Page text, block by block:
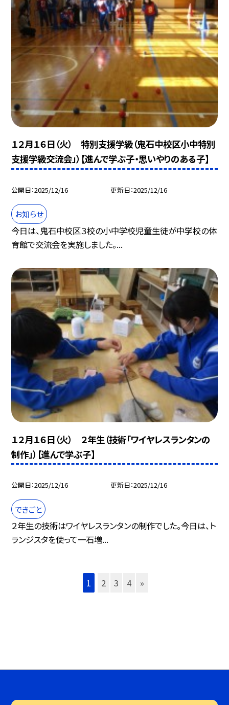
１２月１６日（火） 特別支援学級（鬼石中校区小中特別
支援学級交流会」）【進んで学ぶ子・思いやりのある子】
公開日 2025/12/16 更新日 2025/12/16
お知らせ
今日は、鬼石中校区３校の小中学校児童生徒が中学校の体
育館で交流会を実施しました。...
１２月１６日（火） ２年生（技術「ワイヤレスランタンの
制作」）【進んで学ぶ子】
公開日 2025/12/16 更新日 2025/12/16
できごと
２年生の技術はワイヤレスランタンの制作でした。今日は、ト
ランジスタを使って一石増...
1 2 3 4 »